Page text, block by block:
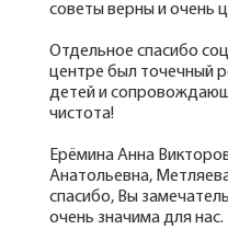
советы верны и очень
Отдельное спасибо
центре был точечный
детей и
чистота!
Ерёмина Анна
Анатольевна,
спасибо, Вы
очень значима для нас.